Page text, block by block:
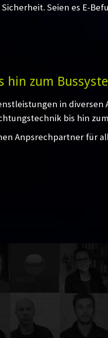
Seien es E-
hin zum
in diversen
bis hin
Anpsrechpartner für